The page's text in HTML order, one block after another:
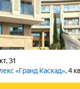
,31
«Гранд Каскад», 4